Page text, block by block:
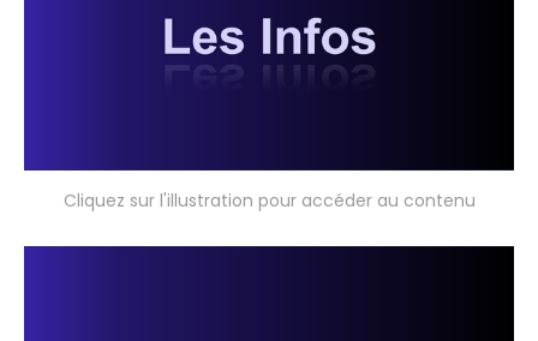
Cliquez sur l'illustration pour accéder au contenu